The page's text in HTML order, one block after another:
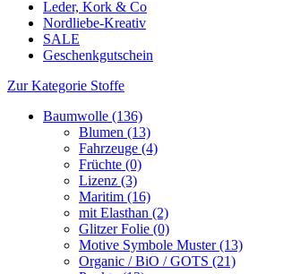
Leder, Kork & Co
Nordliebe-Kreativ
SALE
Geschenkgutschein
Zur Kategorie Stoffe
Baumwolle (136)
Blumen (13)
Fahrzeuge (4)
Früchte (0)
Lizenz (3)
Maritim (16)
mit Elasthan (2)
Glitzer Folie (0)
Motive Symbole Muster (13)
Organic / BiO / GOTS (21)